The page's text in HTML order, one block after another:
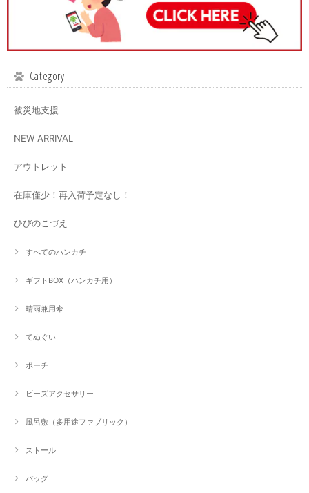
Category
被災地支援
NEW ARRIVAL
アウトレット
在庫僅少！再入荷予定なし！
ひびのこづえ
すべてのハンカチ
ギフトBOX（ハンカチ用）
晴雨兼用傘
てぬぐい
ポーチ
ビーズアクセサリー
風呂敷（多用途ファブリック）
ストール
バッグ